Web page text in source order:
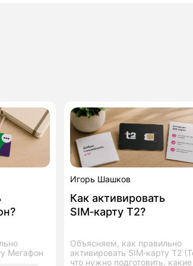
Мегафон
Игорь Шашков
Как активировать
SIM‑карту T2?
Объясняем, как правильно
активировать SIM‑карту T2
что нужно подготовить,